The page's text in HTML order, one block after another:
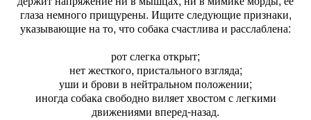
глаза немного прищурены. Ищите следующие признаки,
указывающие на то, что собака счастлива и расслаблена:
рот слегка открыт;
нет жесткого, пристального взгляда;
уши и брови в нейтральном положении;
иногда собака свободно виляет хвостом с легкими
движениями вперед-назад.